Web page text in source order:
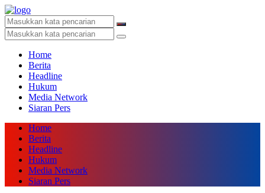
Home
Berita
Headline
Hukum
Media Network
Siaran Pers
Home
Berita
Headline
Hukum
Media Network
Siaran Pers